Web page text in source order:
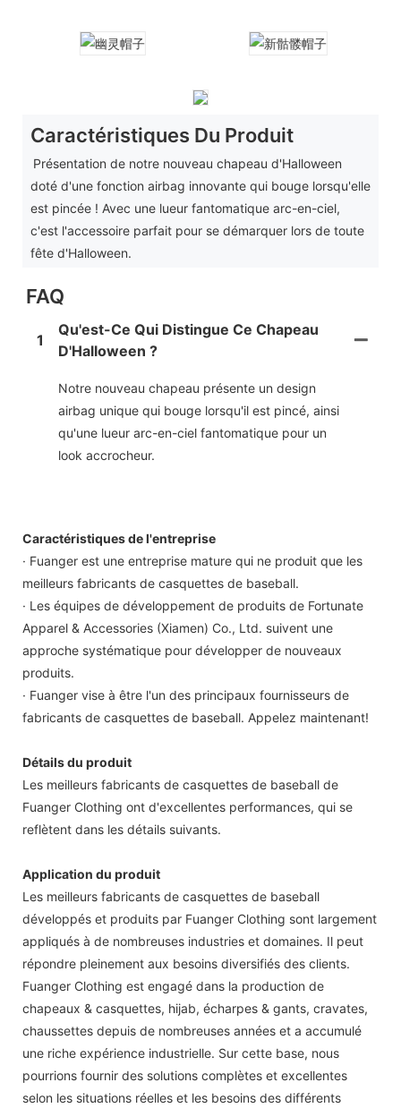
Caractéristiques Du Produit
Présentation de notre nouveau chapeau d'Halloween
doté d'une fonction airbag innovante qui bouge lorsqu'elle
est pincée ! Avec une lueur fantomatique arc-en-ciel,
c'est l'accessoire parfait pour se démarquer lors de toute
fête d'Halloween.
FAQ
1
Qu'est-Ce Qui Distingue Ce Chapeau
D'Halloween ?
Notre nouveau chapeau présente un design
airbag unique qui bouge lorsqu'il est pincé, ainsi
qu'une lueur arc-en-ciel fantomatique pour un
look accrocheur.
Caractéristiques de l'entreprise
· Fuanger est une entreprise mature qui ne produit que les
meilleurs fabricants de casquettes de baseball.
· Les équipes de développement de produits de Fortunate
Apparel & Accessories (Xiamen) Co., Ltd. suivent une
approche systématique pour développer de nouveaux
produits.
· Fuanger vise à être l'un des principaux fournisseurs de
fabricants de casquettes de baseball. Appelez maintenant!
Détails du produit
Les meilleurs fabricants de casquettes de baseball de
Fuanger Clothing ont d'excellentes performances, qui se
reflètent dans les détails suivants.
Application du produit
Les meilleurs fabricants de casquettes de baseball
développés et produits par Fuanger Clothing sont largement
appliqués à de nombreuses industries et domaines. Il peut
répondre pleinement aux besoins diversifiés des clients.
Fuanger Clothing est engagé dans la production de
chapeaux & casquettes, hijab, écharpes & gants, cravates,
chaussettes depuis de nombreuses années et a accumulé
une riche expérience industrielle. Sur cette base, nous
pourrions fournir des solutions complètes et excellentes
selon les situations réelles et les besoins des différents